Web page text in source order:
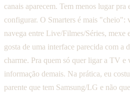
canais aparecem. Tem menos lugar
configurar. O Smarters é mais "cheio":
navega entre Live/Filmes/Séries, mexe
gosta de uma interface parecida com a
charme. Pra quem só quer ligar a TV e
informação demais. Na prática, eu
parente que tem Samsung/LG e não